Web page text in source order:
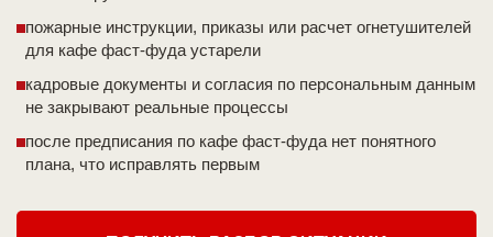
пожарные инструкции, приказы или расчет огнетушителей
для кафе фаст-фуда устарели
кадровые документы и согласия по персональным данным
не закрывают реальные процессы
после предписания по кафе фаст-фуда нет понятного
плана, что исправлять первым